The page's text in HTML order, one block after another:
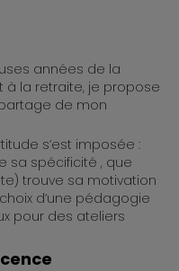
années de la
à la retraite, je propose
de mon
s’est imposée :
sa spécificité , que
trouve sa motivation
d’une pédagogie
pour des ateliers